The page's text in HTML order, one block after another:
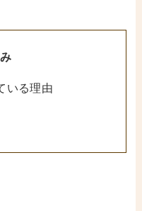
いる理由